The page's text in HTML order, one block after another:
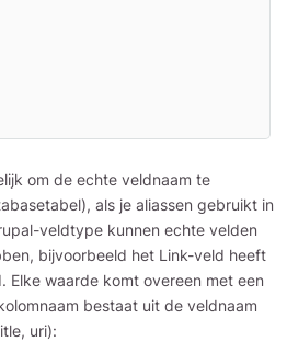
om de echte veldnaam te
als je aliassen gebruikt in
veldtype kunnen echte velden
bijvoorbeeld het Link-veld heeft
Elke waarde komt overeen met een
bestaat uit de veldnaam
uri):